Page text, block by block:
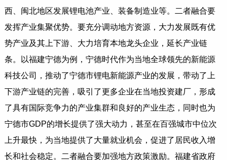
西、闽北地区发展锂电池产业、装备制造业等。二者融合要
发挥产业集聚优势。要充分调动地方资源，大力发展既有优
势产业及其上下游、大力培育本地龙头企业，延长产业链
条。以福建宁德为例，宁德时代作为当地全球领先的新能源
科技公司，推动了宁德市锂电新能源产业的发展，带动了上
下游产业链的完善，吸引了更多企业在当地投资建厂，形成
了具有国际竞争力的产业集群和良好的产业生态，同时也为
宁德市GDP的增长提供了强大动力，甚至在百强城市中位次
上升最快，为当地提供了大量就业机会，促进了居民收入增
长和社会稳定。二者融合要加强地方政策激励。福建省政府